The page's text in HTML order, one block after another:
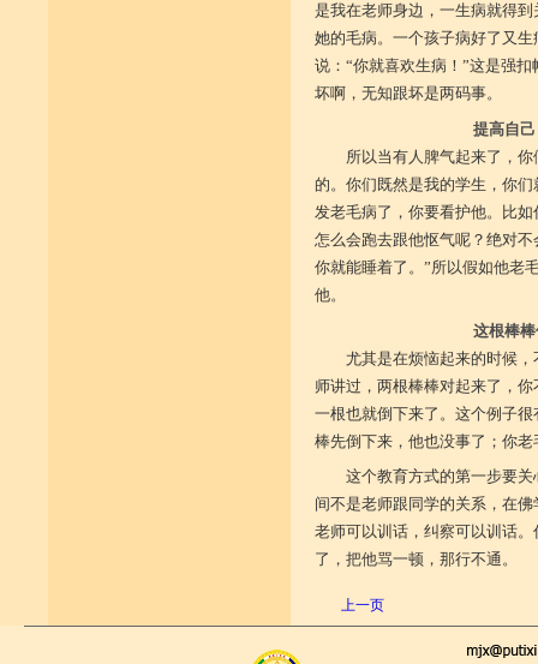
是我在老师身边，一生病就得
她的毛病。一个孩子病好了又
说：“你就喜欢生病！”这是强
坏啊，无知跟坏是两码事。
提高自
所以当有人脾气起来了，
的。你们既然是我的学生，你
发老毛病了，你要看护他。比
怎么会跑去跟他怄气呢？绝对
你就能睡着了。”所以假如他老
他。
这根棒
尤其是在烦恼起来的时候
师讲过，两根棒棒对起来了，
一根也就倒下来了。这个例子
棒先倒下来，他也没事了；你
这个教育方式的第一步要
间不是老师跟同学的关系，在
老师可以训话，纠察可以训话
了，把他骂一顿，那行不通。
上一页